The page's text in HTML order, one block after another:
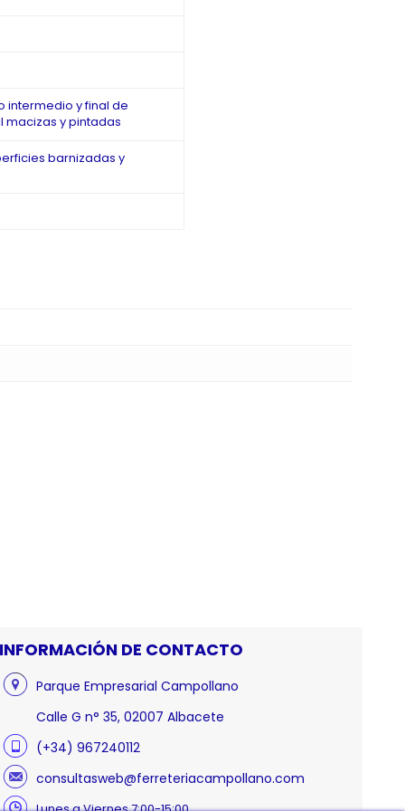
intermedio y final de
macizas y pintadas
barnizadas y
INFORMACIÓN DE CONTACTO
Parque Empresarial Campollano
Calle G n° 35, 02007 Albacete
(+34) 967240112
consultasweb@ferreteriacampollano.com